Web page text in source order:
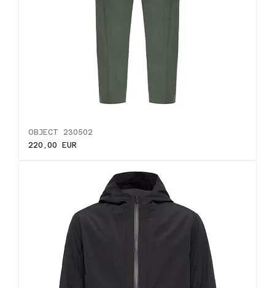
OBJECT 230502
Ціна
220,00 EUR